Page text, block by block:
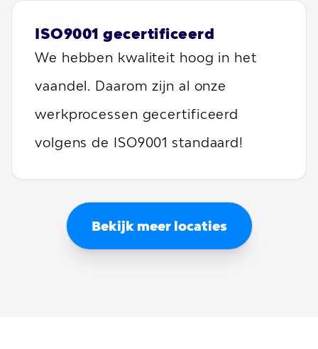
ISO9001 gecertificeerd
We hebben kwaliteit hoog in het
vaandel. Daarom zijn al onze
werkprocessen gecertificeerd
volgens de ISO9001 standaard!
Bekijk meer locaties